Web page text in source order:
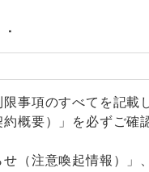
事項のすべてを記載
概要）」を必ずご確
（注意喚起情報）」